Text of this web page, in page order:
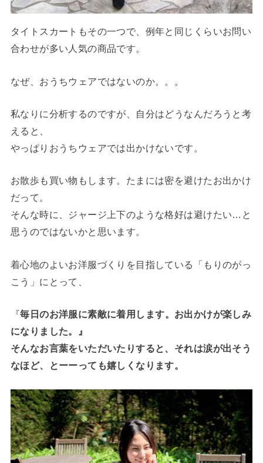
タイトスカートもその一つで、例年と同じくらいお問い
合わせが多い人気の商品です。
なぜ、おうちウェアではないのか。。。
私なりに分析するのですが、自分はどうなんだろうと考
えると、
やっぱりおうちウェアでは出かけないです。
お散歩も買い物もします。たまには密を避けたお出かけ
だって。
そんな時に、ジャージ上下のような格好は避けたい…と
思うのではないかと思います。
着心地のよいお洋服づくりを目指している「もりのがっ
こう」にとって、
『毎日のお洋服に素敵に着用します。お出かけが楽しみ
になりました。』
そんなお言葉をいただいたりすると、それは涙が出そう
なほど、とーーっても嬉しくなります。